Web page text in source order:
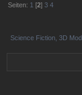
Seiten: 1 [2]3 4
Science Fiction, 3D